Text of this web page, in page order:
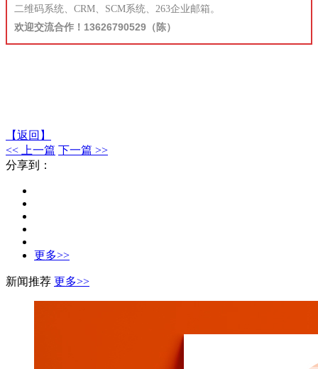
二维码系统、CRM、 SCM系统、263企业邮箱。
欢迎交流合作 ！13626790529（陈）
【返回】
<< 上一篇 下一篇 >>
分享到：
更多>>
新闻推荐 更多>>